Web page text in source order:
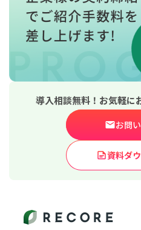
導入相談無料！お気軽に
お問
資料ダ